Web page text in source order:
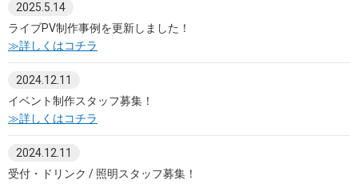
2025.5.14
ライブPV制作事例を更新しました！
≫詳しくはコチラ
2024.12.11
イベント制作スタッフ募集！
≫詳しくはコチラ
2024.12.11
受付・ドリンク / 照明スタッフ募集！